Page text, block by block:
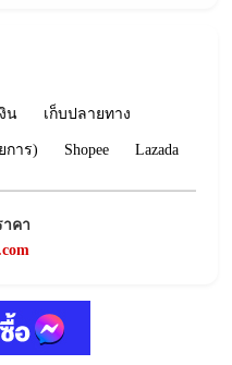
น เก็บปลายทาง
การ) Shopee Lazada
คา